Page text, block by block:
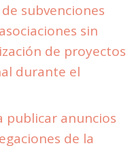
subvenciones
sin
de proyectos
durante el
publicar anuncios
de la